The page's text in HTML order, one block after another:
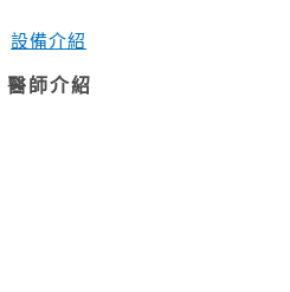
設備介紹
醫師介紹